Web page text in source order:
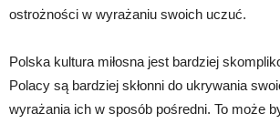
ostrożności w wyrażaniu swoich uczuć.
Polska kultura miłosna jest bardziej
Polacy są bardziej skłonni do ukrywania
wyrażania ich w sposób pośredni. To może